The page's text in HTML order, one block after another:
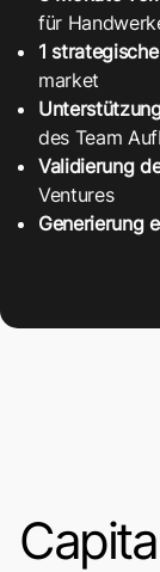
für
1
market ​
des Team
Validierung
Ventures​
Generierung